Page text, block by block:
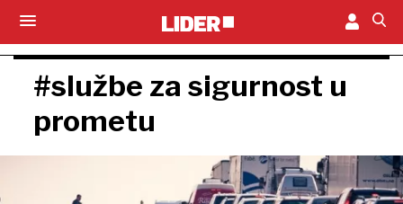
#službe za sigurnost u
prometu